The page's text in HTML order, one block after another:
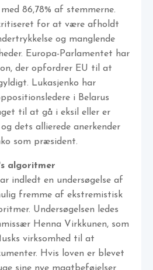
86,78% af stemmerne.
for at være afholdt
og manglende
Europa-Parlamentet har
der opfordrer EU til at
Lukasjenko har
i Belarus
til at gå i eksil eller er
dets allierede anerkender
som præsident.
algoritmer
indledt en undersøgelse af
fremme af ekstremistisk
Undersøgelsen ledes
Henna Virkkunen, som
virksomhed til at
Hvis loven er blevet